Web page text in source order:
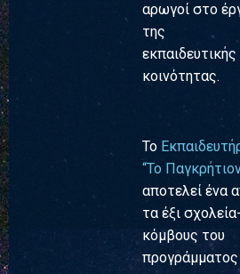
αρωγοί στο
της
εκπαιδευτικής
κοινότητας.
Το
“Το
αποτελεί ένα
τα έξι σχολεία-
κόμβους του
προγράμματος